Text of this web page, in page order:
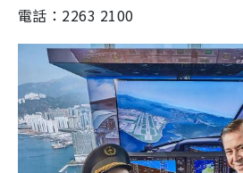
電話：2263 2100